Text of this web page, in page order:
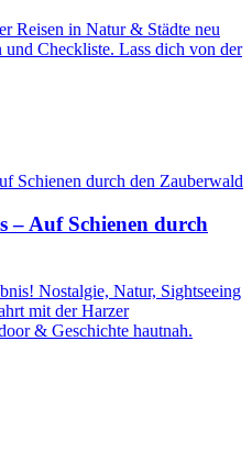
Reisen in Natur & Städte neu
Checkliste. Lass dich von der
– Auf Schienen durch
Nostalgie, Natur, Sightseeing
mit der Harzer
& Geschichte hautnah.